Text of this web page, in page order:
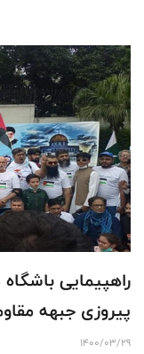
راهپیمایی
پیروزی جبهه
1400/03/29